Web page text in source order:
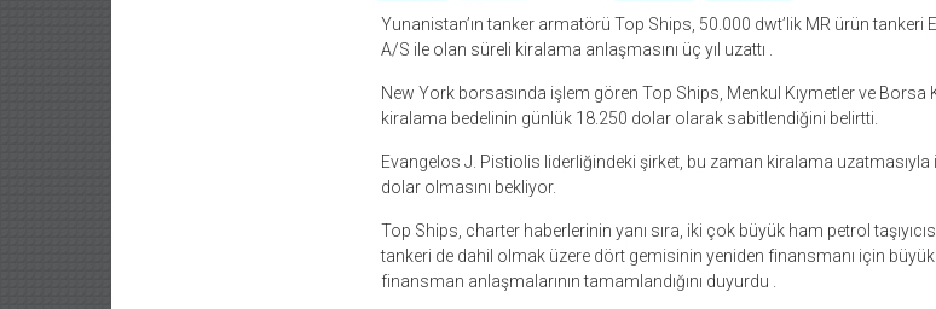
Yunanistan’ın tanker armatörü Top Ships, 50.000 dwt’lik MR ürün tankeri
A/S ile olan süreli kiralama anlaşmasını üç yıl uzattı .
New York borsasında işlem gören Top Ships, Menkul Kıymetler ve Borsa
kiralama bedelinin günlük 18.250 dolar olarak sabitlendiğini belirtti.
Evangelos J. Pistiolis liderliğindeki şirket, bu zaman kiralama
dolar olmasını bekliyor.
Top Ships, charter haberlerinin yanı sıra, iki çok büyük ham petrol
tankeri de dahil olmak üzere dört gemisinin yeniden finansmanı için
finansman anlaşmalarının tamamlandığını duyurdu .